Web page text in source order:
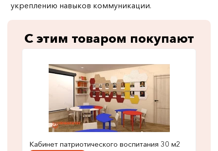
укреплению навыков коммуникации.
С этим товаром покупают
Кабинет патриотического воспитания 30 м2